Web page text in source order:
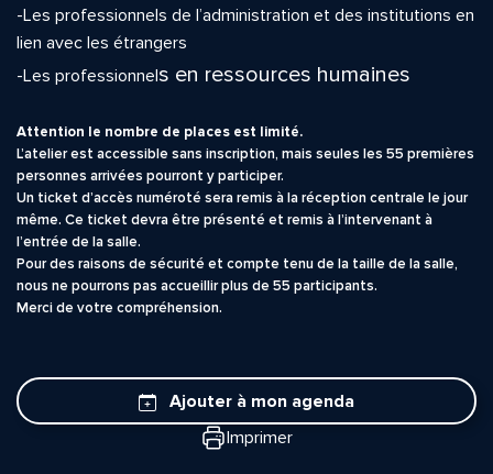
-Les professionnels de l’administration et des institutions en
lien avec les étrangers
-Les professionnels en ressources humaines
Attention le nombre de places est limité.
L’atelier est accessible sans inscription, mais seules les 55 premières
personnes arrivées pourront y participer.
Un ticket d’accès numéroté sera remis à la réception centrale le jour
même. Ce ticket devra être présenté et remis à l’intervenant à
l’entrée de la salle.
Pour des raisons de sécurité et compte tenu de la taille de la salle,
nous ne pourrons pas accueillir plus de 55 participants.
Merci de votre compréhension.
Ajouter à mon agenda
Imprimer